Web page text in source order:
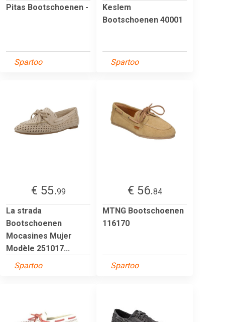
Pitas Bootschoenen -
Spartoo
Keslem
Bootschoenen 40001
Spartoo
€ 55.99
La strada
Bootschoenen
Mocasines Mujer
Modèle 251017...
Spartoo
€ 56.84
MTNG Bootschoenen
116170
Spartoo